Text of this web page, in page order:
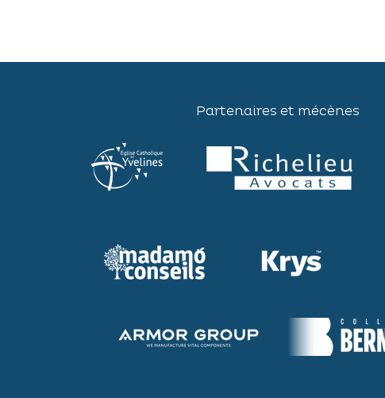
Partenaires et mécènes